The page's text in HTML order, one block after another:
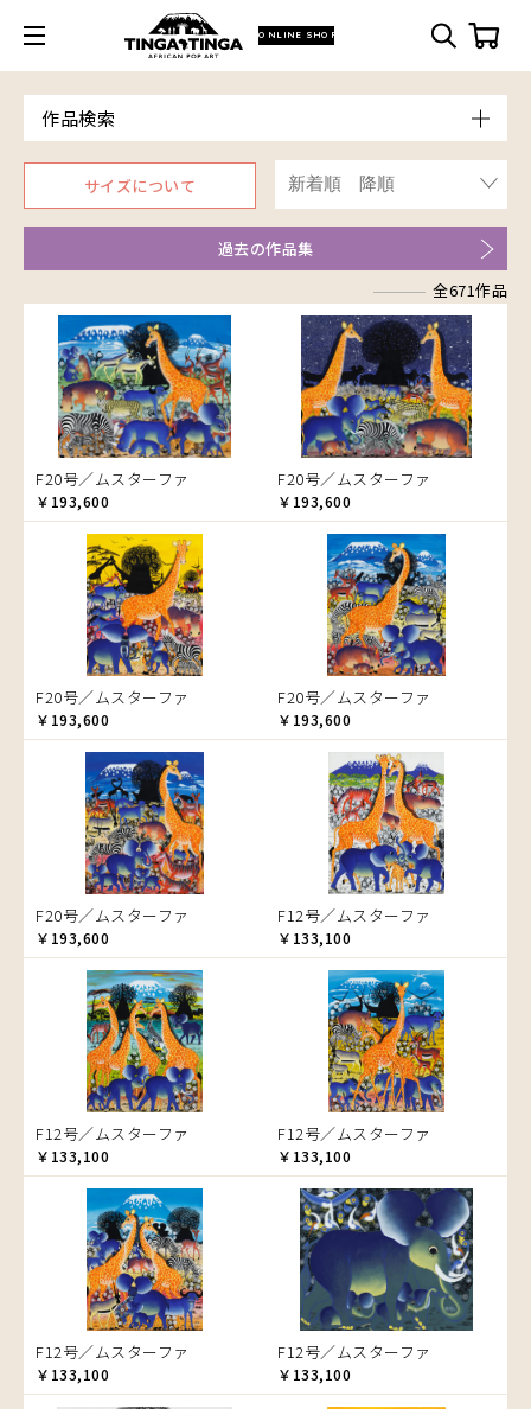
ONLINE SHOP
作品検索
Model
青空
朝焼け
家
イノシシ
イボイノシシ
イルカ
インパラ
うさぎ
お祭り
音楽
カエル
かくれんぼ
家族-親子
カシューナッツの木
カップル
カバ
カメ
カメレオン
木
キリン
キリマンジャロ
孔雀
サイ
魚の群れ
桜
サル
シマウマ
ゾウ
タンザニア
タンザニアの女性
チーター
蝶
チンパンジー
動物たち
鳥
トカゲ
トンボ
日常
～￥10,000
￥30,001～40,000
￥40,001～60,000
￥60,001～80,000
￥80,001～100,000
￥100,001～
Artist
ア行
アウスィー
アキリ
アグネス
アジャバ
アダム
アダムス
アパイ
アバス
アブー
アブダラ
アマニ
アミナータ
アリー
アルバー
イッサ
イディー
エミリアス
エレナ
オマリー
カ行
カケパ
カッシム
ガヨ
カンビリ
ゴッドフレイ
コルンバ
サ行
サイディ
ザチ
サビティ
サランゲ
サンデイ
サンデイビッタ
シャハ
シャバーニ
ジャリブーニ
スフィアー二
ズベリ
スライディ（スライドゥ）
ゼナ
セフ
タ行
チャド
チャリンダ
チワヤ
ドゥケ
ドサ
ナ行
ナココ
ハ行
ハッサーニ
ベッカー
ブッシーリ
マ行
マウラーナ
マトゥカ
マジドゥ
マブサ
マリキータ
マルチナ
マワゾ
マングラ
ミムス
ムクラ
ムクンバ
ムスターファ
ムチサ
ムッサ
ムブカ
ムロペ
ムワツカ
ムワメディ
ヤ行
ヤッスィーニ（ヤッスィン）
ヤフィドゥ
ラシッド.ムズグノ
ラシディ
ルーカス
ルブニ
レイモンド
ロジャー
Size
F3号
F4号
F8号
F12号
F20号
規格外S
規格外M
規格外L
Frame
木枠張り／パネル
アートフレーム
サイズについて
過去の作品集
全671作品
F20号／ムスターファ
￥193,600
F20号／ムスターファ
￥193,600
F20号／ムスターファ
￥193,600
F20号／ムスターファ
￥193,600
F20号／ムスターファ
￥193,600
F12号／ムスターファ
￥133,100
F12号／ムスターファ
￥133,100
F12号／ムスターファ
￥133,100
F12号／ムスターファ
￥133,100
F12号／ムスターファ
￥133,100